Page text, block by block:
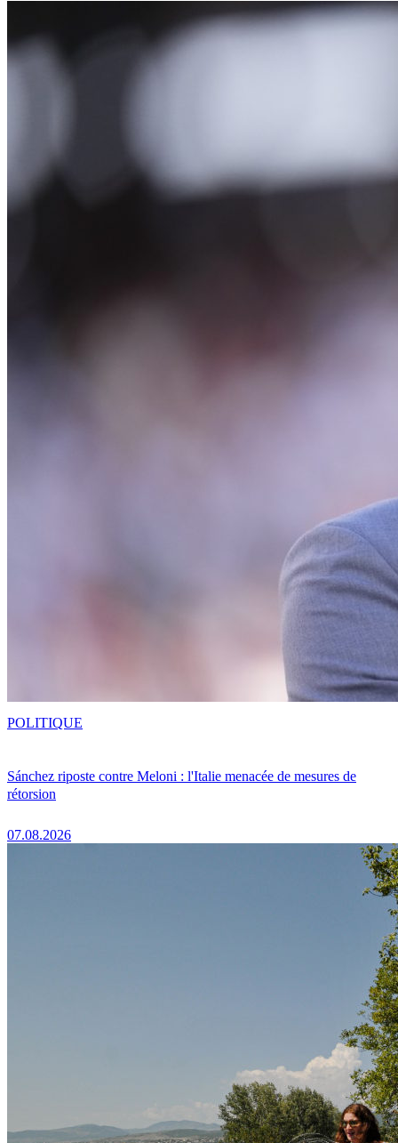
Sánchez riposte contre Meloni : l'Italie menacée de mesures de
rétorsion
07.08.2026
POLITIQUE